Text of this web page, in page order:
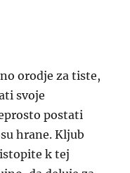
orodje za tiste,
svoje
postati
hrane. Kljub
k tej